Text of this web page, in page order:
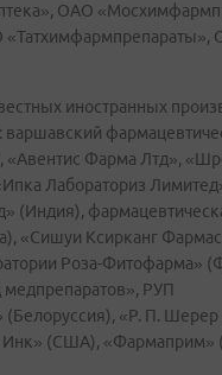
ОАО
иностранных
варшавский
«Авентис Фарма Лтд»,
Лабораториз
(Индия),
«Сишуи Ксирканг
Роза-Фитофарма»
медпрепаратов», РУП
«Р. П. Шерер
Инк» (США), «Фармаприм»